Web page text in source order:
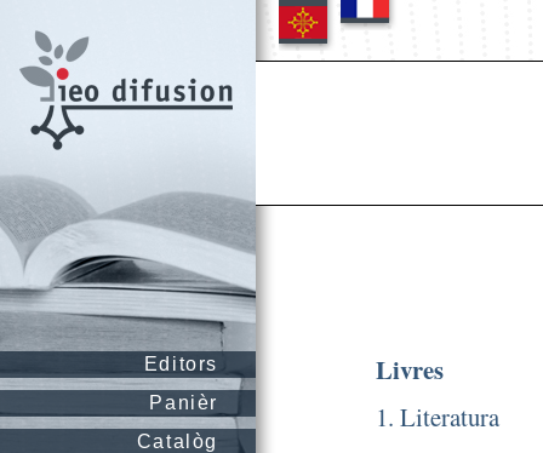
Editors
Panièr
Catalòg
Livres
1. Literatura